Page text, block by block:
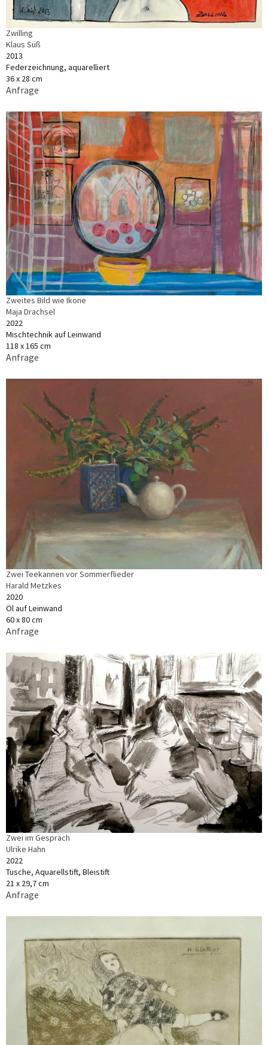
Zwilling
Klaus Süß
2013
Federzeichnung, aquarelliert
36 x 28 cm
Anfrage
Zweites Bild wie Ikone
Maja Drachsel
2022
Mischtechnik auf Leinwand
118 x 165 cm
Anfrage
Zwei Teekannen vor Sommerflieder
Harald Metzkes
2020
Öl auf Leinwand
60 x 80 cm
Anfrage
Zwei im Gespräch
Ulrike Hahn
2022
Tusche, Aquarellstift, Bleistift
21 x 29,7 cm
Anfrage